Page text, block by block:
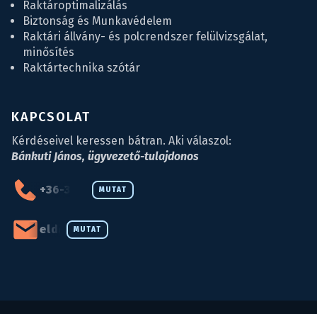
Raktároptimalizálás
Biztonság és Munkavédelem
Raktári állvány- és polcrendszer felülvizsgálat,
minősítés
Raktártechnika szótár
KAPCSOLAT
Kérdéseivel keressen bátran. Aki válaszol:
Bánkuti János, ügyvezető-tulajdonos
MUTAT
+36-34-590-027
MUTAT
eld@eld.hu